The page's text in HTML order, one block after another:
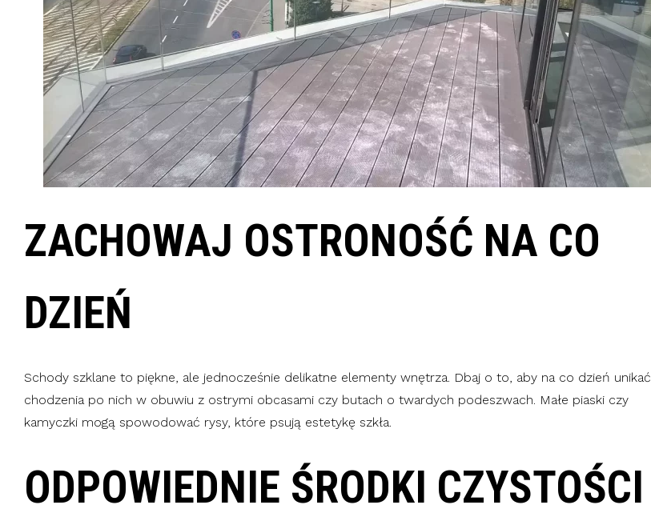
ZACHOWAJ OSTRONOŚĆ NA CO
DZIEŃ
Schody szklane to piękne, ale jednocześnie delikatne elementy wnętrza. Dbaj o to, aby na co dzień unikać
chodzenia po nich w obuwiu z ostrymi obcasami czy butach o twardych podeszwach. Małe piaski czy
kamyczki mogą spowodować rysy, które psują estetykę szkła.
ODPOWIEDNIE ŚRODKI CZYSTOŚCI